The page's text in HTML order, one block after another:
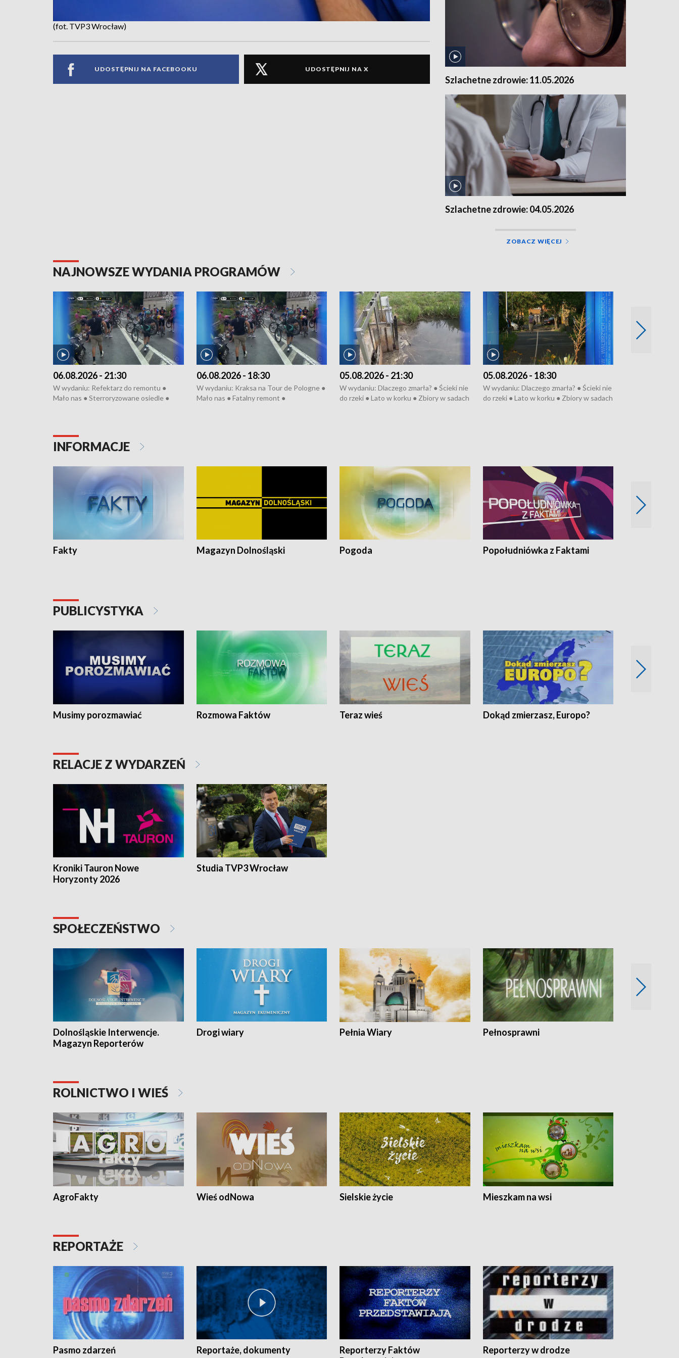
(fot. TVP3 Wrocław)
UDOSTĘPNIJ NA FACEBOOKU UDOSTĘPNIJ NA X
Szlachetne zdrowie: 11.05.2026
Szlachetne zdrowie: 04.05.2026
ZOBACZ WIĘCEJ
NAJNOWSZE WYDANIA PROGRAMÓW
06.08.2026 - 21:30
W wydaniu: Refektarz do remontu ●
Mało nas ● Sterroryzowane osiedle ●
Pologne
06.08.2026 - 18:30
W wydaniu: Kraksa na Tour de Pologne ●
Mało nas ● Fatalny remont ●
05.08.2026 - 21:30
W wydaniu: Dlaczego zmarła? ● Ścieki nie
do rzeki ● Lato w korku ● Zbiory w sadach
05.08.2026 - 18:30
W wydaniu: Dlaczego zmarła? ● Ścieki nie
do rzeki ● Lato w korku ● Zbiory w sadach
INFORMACJE
Fakty Magazyn Dolnośląski Pogoda Popołudniówka z Faktami
PUBLICYSTYKA
Musimy porozmawiać Rozmowa Faktów Teraz wieś Dokąd zmierzasz, Europo?
RELACJE Z WYDARZEŃ
Kroniki Tauron Nowe
Horyzonty 2026
Studia TVP3 Wrocław
SPOŁECZEŃSTWO
Dolnośląskie Interwencje.
Magazyn Reporterów
Drogi wiary Pełnia Wiary Pełnosprawni
ROLNICTWO I WIEŚ
AgroFakty Wieś odNowa Sielskie życie Mieszkam na wsi
REPORTAŻE
Pasmo zdarzeń Reportaże, dokumenty
Reporterzy Faktów
Reporterzy w drodze